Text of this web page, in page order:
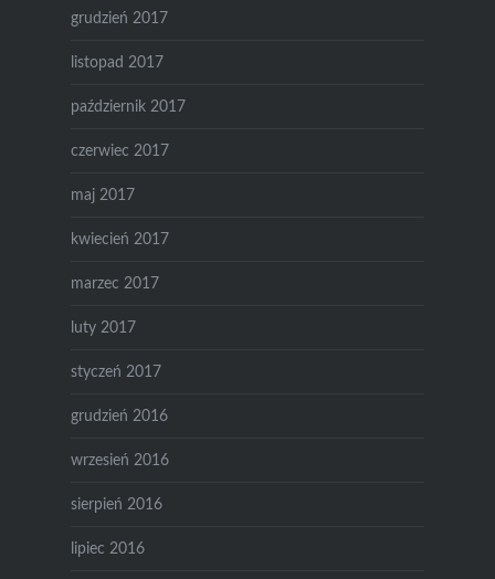
grudzień 2017
listopad 2017
październik 2017
czerwiec 2017
maj 2017
kwiecień 2017
marzec 2017
luty 2017
styczeń 2017
grudzień 2016
wrzesień 2016
sierpień 2016
lipiec 2016